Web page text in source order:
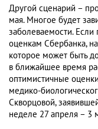
Другой сценарий –
мая. Многое будет
заболеваемости. Если
оценкам Сбербанка,
которое может быть
в ближайшее время
оптимистичные
медико-
Скворцовой,
неделе 27 апреля – 3